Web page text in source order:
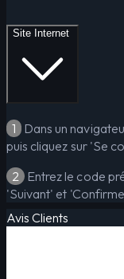
Site Internet
1 Dans un
puis cliquez sur 'Se
2 Entrez le code
'Suivant' et
Avis Clients